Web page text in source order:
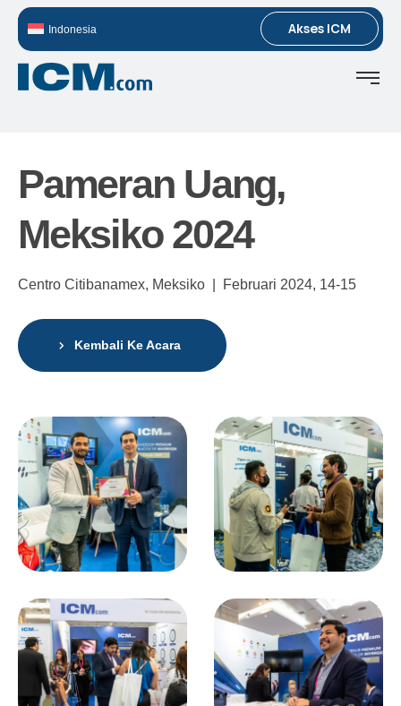
Indonesia Akses ICM
Pameran Uang,
Meksiko 2024
Centro Citibanamex, Meksiko | Februari 2024, 14-15
Kembali Ke Acara